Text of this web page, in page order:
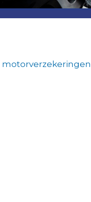
motorverzekeringen